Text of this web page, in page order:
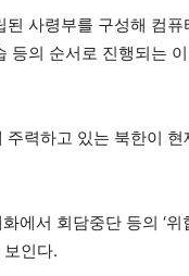
사령부를 구성해 컴퓨
등의 순서로 진행되는
력하고 있는 북한이
에서 회담중단 등의 ‘위
인다.